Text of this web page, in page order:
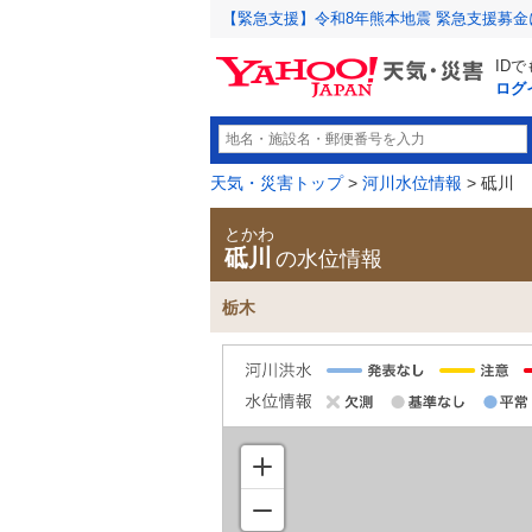
【緊急支援】令和8年熊本地震 緊急支援募
ID
ログ
天気・災害トップ> 河川水位情報 > 砥川
とかわ
砥川 の水位情報
栃木